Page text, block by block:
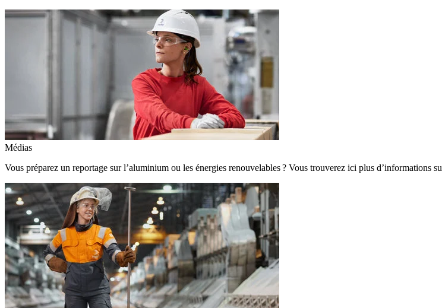
Médias
Vous préparez un reportage sur l’aluminium ou les énergies renouvelables ? Vous trouverez ici plus d’informations